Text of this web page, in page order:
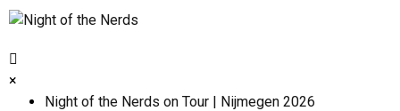
×
Night of the Nerds on Tour | Nijmegen 2026